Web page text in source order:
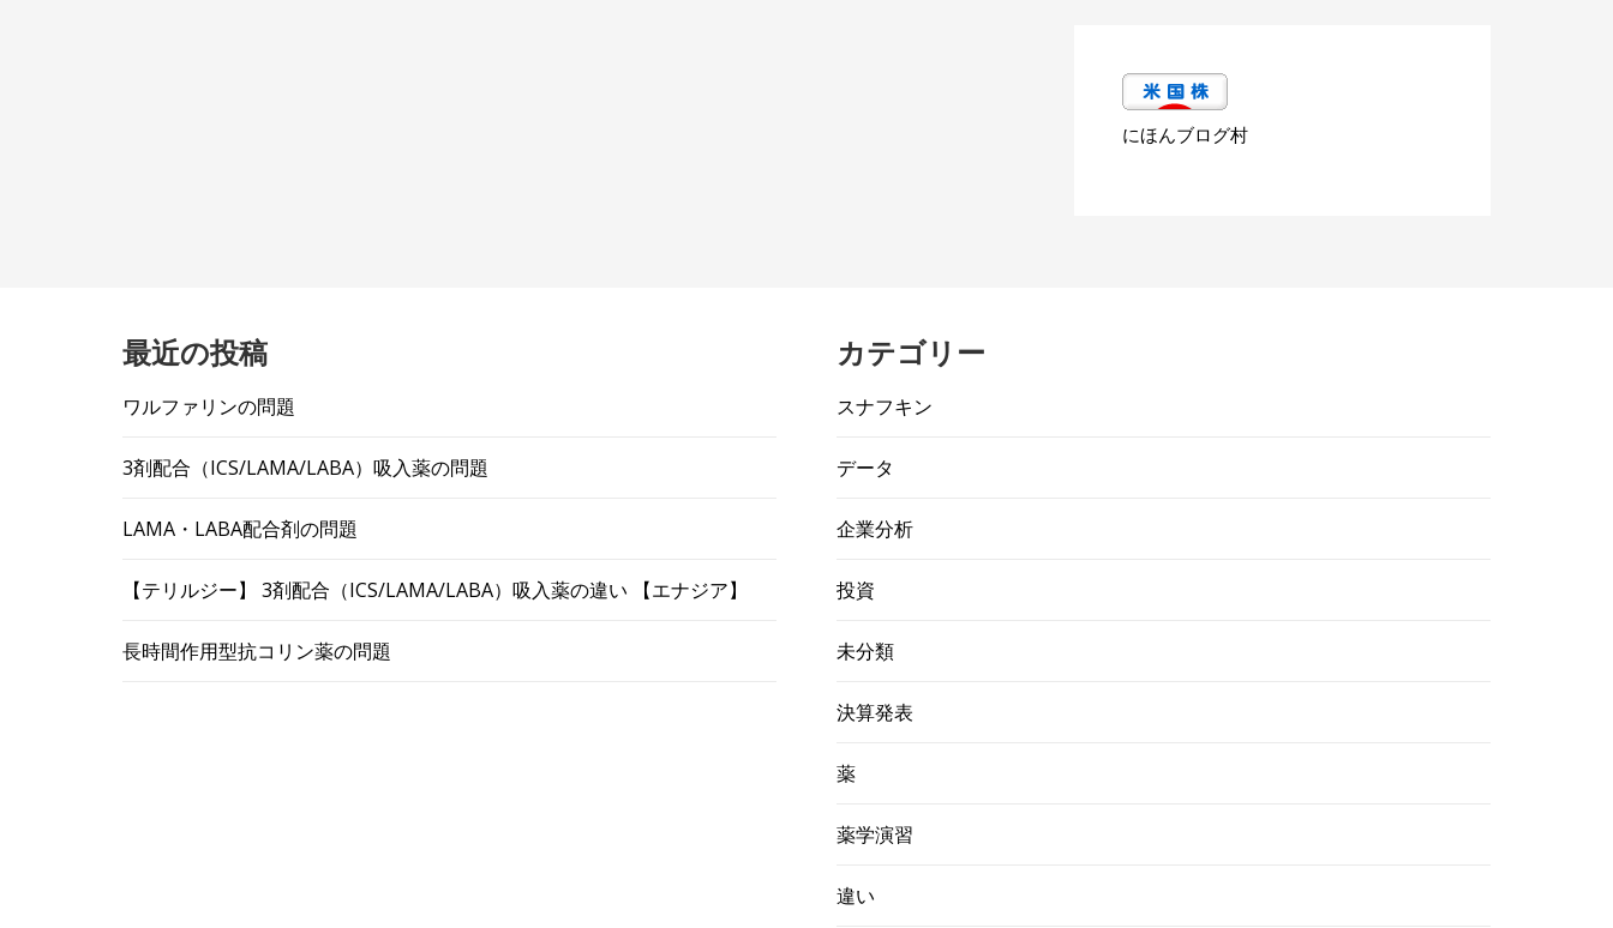
にほんブログ村
最近の投稿
ワルファリンの問題
3剤配合（ICS/LAMA/LABA）吸入薬の問題
LAMA・LABA配合剤の問題
【テリルジー】 3剤配合（ICS/LAMA/LABA）吸入薬の違い 【エナジア】
長時間作用型抗コリン薬の問題
カテゴリー
スナフキン
データ
企業分析
投資
未分類
決算発表
薬
薬学演習
違い